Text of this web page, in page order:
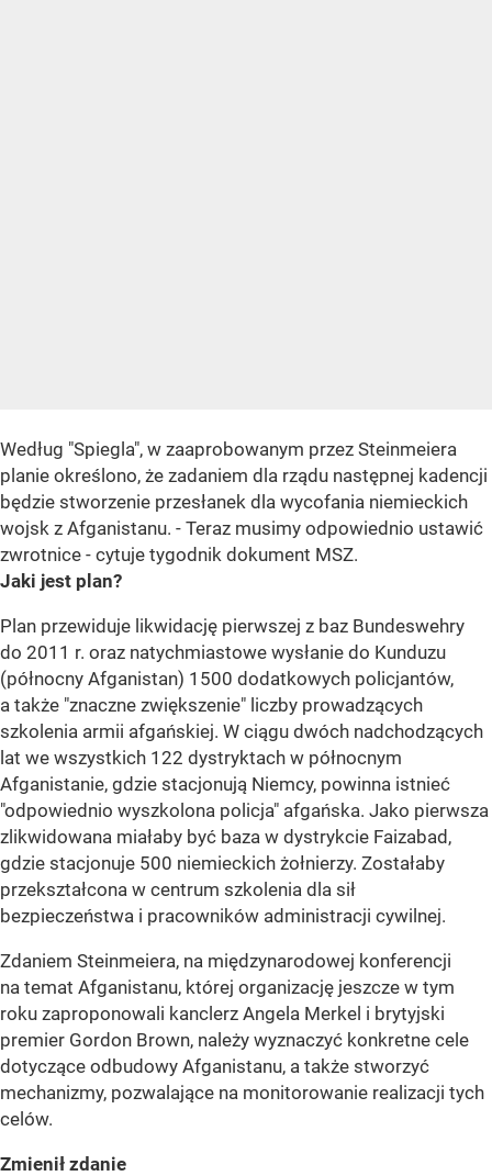
Według "Spiegla", w zaaprobowanym przez Steinmeiera
planie określono, że zadaniem dla rządu następnej kadencji
będzie stworzenie przesłanek dla wycofania niemieckich
wojsk z Afganistanu. - Teraz musimy odpowiednio ustawić
zwrotnice - cytuje tygodnik dokument MSZ.
Jaki jest plan?
Plan przewiduje likwidację pierwszej z baz Bundeswehry
do 2011 r. oraz natychmiastowe wysłanie do Kunduzu
(północny Afganistan) 1500 dodatkowych policjantów,
a także "znaczne zwiększenie" liczby prowadzących
szkolenia armii afgańskiej. W ciągu dwóch nadchodzących
lat we wszystkich 122 dystryktach w północnym
Afganistanie, gdzie stacjonują Niemcy, powinna istnieć
"odpowiednio wyszkolona policja" afgańska. Jako pierwsza
zlikwidowana miałaby być baza w dystrykcie Faizabad,
gdzie stacjonuje 500 niemieckich żołnierzy. Zostałaby
przekształcona w centrum szkolenia dla sił
bezpieczeństwa i pracowników administracji cywilnej.
Zdaniem Steinmeiera, na międzynarodowej konferencji
na temat Afganistanu, której organizację jeszcze w tym
roku zaproponowali kanclerz Angela Merkel i brytyjski
premier Gordon Brown, należy wyznaczyć konkretne cele
dotyczące odbudowy Afganistanu, a także stworzyć
mechanizmy, pozwalające na monitorowanie realizacji tych
celów.
Zmienił zdanie